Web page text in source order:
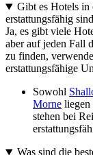
Gibt es Hotels
erstattungsfähig
Ja, es gibt viele
aber auf jeden Fall
zu finden,
erstattungsfähige
Sowohl
Morne
stehen bei
Was sind die